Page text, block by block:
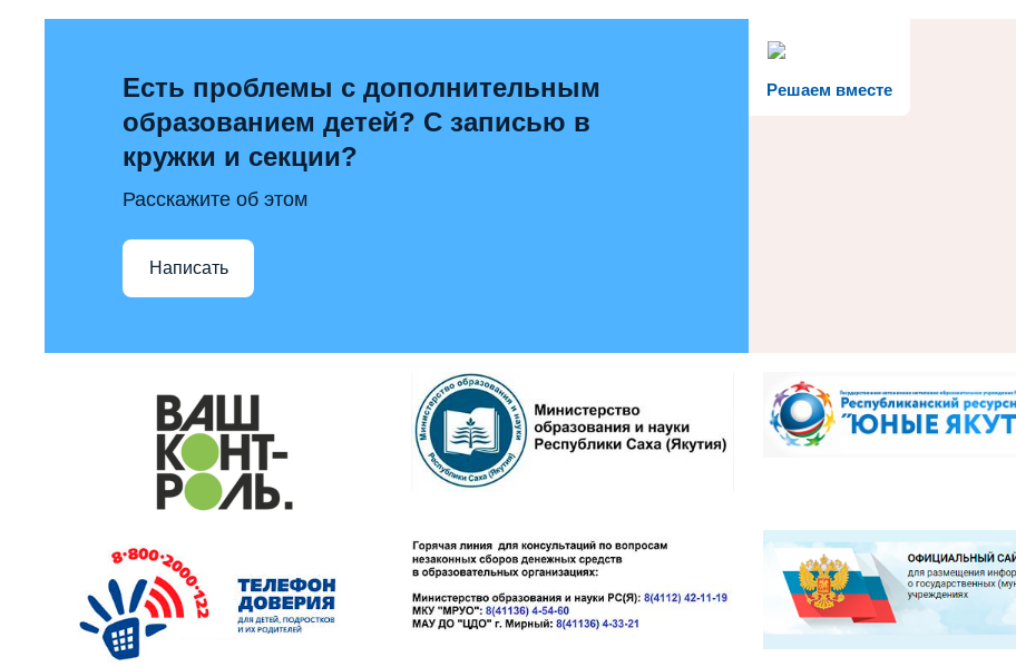
Решаем вместе
Есть проблемы с дополнительным
образованием детей? С записью в
кружки и секции?
Расскажите об этом
Написать